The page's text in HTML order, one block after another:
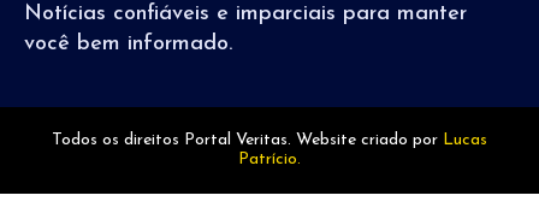
Notícias confiáveis e imparciais para manter
você bem informado.
Todos os direitos Portal Veritas. Website criado por Lucas
Patrício.